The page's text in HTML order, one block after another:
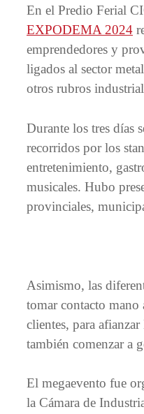
En el Predio Ferial
EXPODEMA 2024
emprendedores y
ligados al sector
otros rubros
Durante los tres días
recorridos por los
entretenimiento,
musicales. Hubo
provinciales,
Asimismo, las
tomar contacto mano
clientes, para
también comenzar a
El megaevento fue
la Cámara de